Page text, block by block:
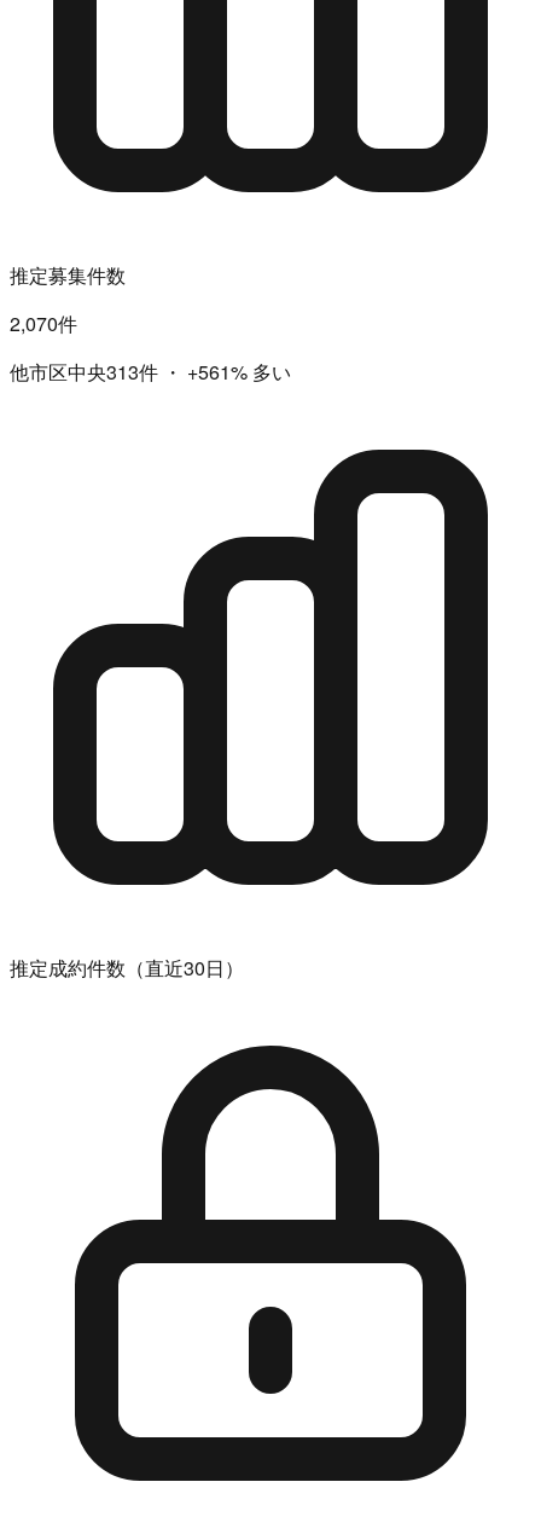
推定募集件数
2,070件
他市区中央313件 ・ +561% 多い
推定成約件数（直近30日）